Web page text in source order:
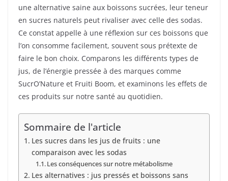
une alternative saine aux boissons sucrées, leur teneur
en sucres naturels peut rivaliser avec celle des sodas.
Ce constat appelle à une réflexion sur ces boissons que
l’on consomme facilement, souvent sous prétexte de
faire le bon choix. Comparons les différents types de
jus, de l’énergie pressée à des marques comme
SucrO’Nature et Fruiti Boom, et examinons les effets de
ces produits sur notre santé au quotidien.
Sommaire de l'article
Les sucres dans les jus de fruits : une
comparaison avec les sodas
Les conséquences sur notre métabolisme
Les alternatives : jus pressés et boissons sans